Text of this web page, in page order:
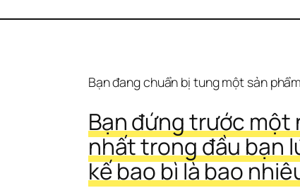
Bạn đang chuẩn bị tung một sản
Bạn đứng trước một
nhất trong đầu bạn
kế bao bì là bao